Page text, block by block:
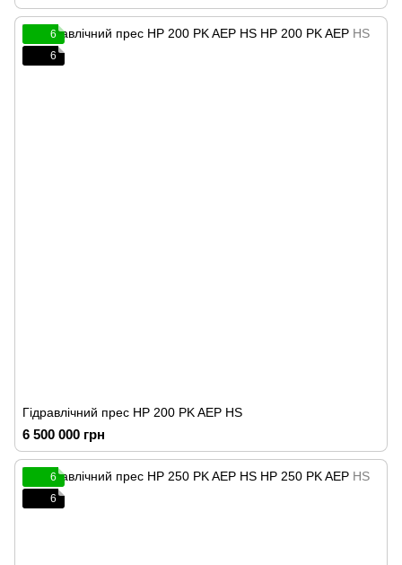
6
6
Гідравлічний прес HP 200 PK AEP HS
6 500 000 грн
6
6